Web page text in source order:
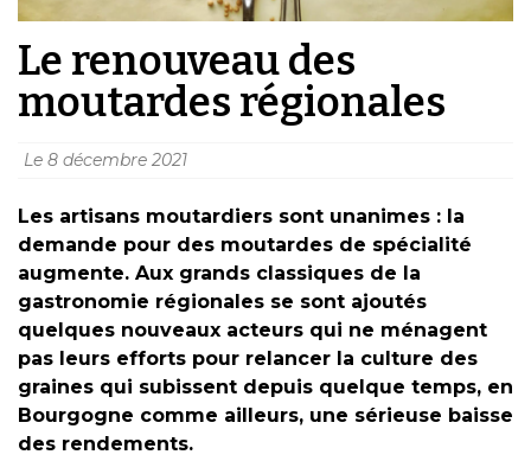
Le renouveau des
moutardes régionales
Le 8 décembre 2021
Les artisans moutardiers sont unanimes : la
demande pour des moutardes de spécialité
augmente. Aux grands classiques de la
gastronomie régionales se sont ajoutés
quelques nouveaux acteurs qui ne ménagent
pas leurs efforts pour relancer la culture des
graines qui subissent depuis quelque temps, en
Bourgogne comme ailleurs, une sérieuse baisse
des rendements.